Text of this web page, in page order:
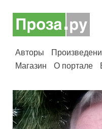
Авторы
Магазин
О портале